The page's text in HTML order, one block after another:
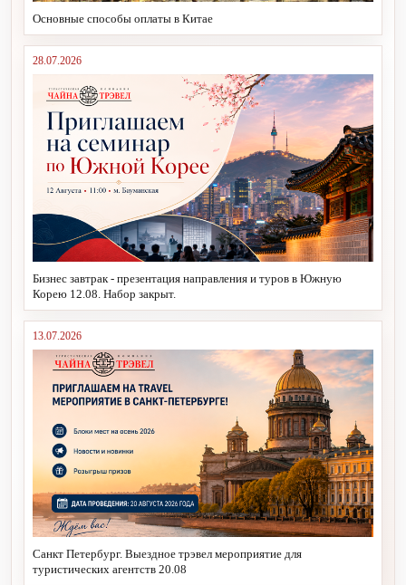
Основные способы оплаты в Китае
28.07.2026
Бизнес завтрак - презентация направления и туров в Южную
Корею 12.08. Набор закрыт.
13.07.2026
Санкт Петербург. Выездное трэвел мероприятие для
туристических агентств 20.08